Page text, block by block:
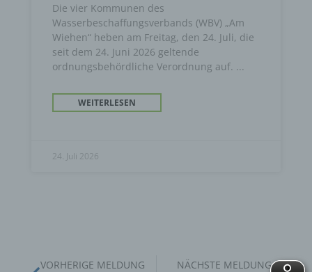
Die vier Kommunen des
Wasserbeschaffungsverbands (WBV) „Am
Wiehen“ heben am Freitag, den 24. Juli, die
seit dem 24. Juni 2026 geltende
ordnungsbehördliche Verordnung auf.
WEITERLESEN
24. Juli 2026
VORHERIGE MELDUNG NÄCHSTE MELDUNG